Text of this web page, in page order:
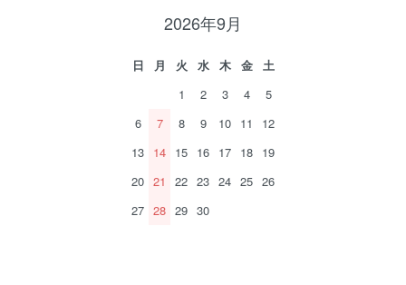
2026年9月
日 月 火 水 木 金
土
1
2 3 4
5
6
7 8 9 10 11
12
13 14 15 16 17 18 19
20 21 22 23 24 25 26
27 28 29 30